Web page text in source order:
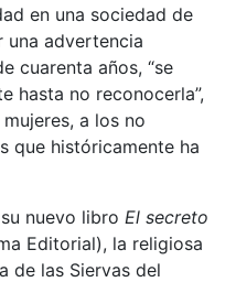
en una sociedad de
una advertencia
cuarenta años, “se
hasta no reconocerla”,
a los no
que históricamente ha
nuevo libro El secreto
Editorial), la religiosa
de las Siervas del